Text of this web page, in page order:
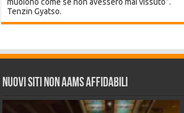
muoiono come se non avessero mai vissuto”.
Tenzin Gyatso.
Nuovi siti non AAMS affidabili